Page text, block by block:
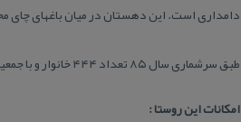
دامداری است. این دهستان در میان باغهای
طبق سرشماری سال ۸۵ تعداد ۴۴۴ خانوار و با جمعیت ۱۷۳۴ میباشد.
امكانات این روستا :